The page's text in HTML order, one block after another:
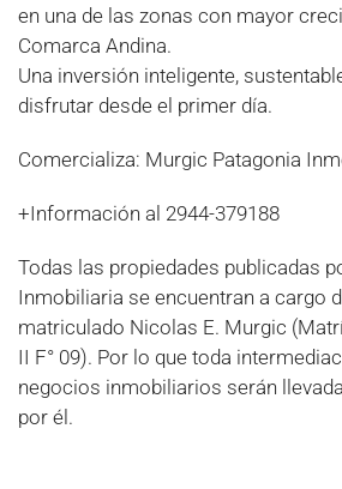
en una de las zonas con mayor
Comarca Andina.
Una inversión inteligente,
disfrutar desde el primer día.
Comercializa: Murgic Patagonia
+Información al 2944-379188
Todas las propiedades publicadas
Inmobiliaria se encuentran a cargo
matriculado Nicolas E. Murgic
II F° 09). Por lo que toda
negocios inmobiliarios serán
por él.